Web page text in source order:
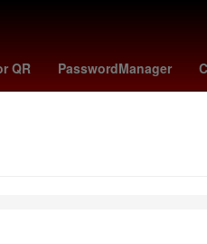
QR PasswordManager
Agresión Empresa